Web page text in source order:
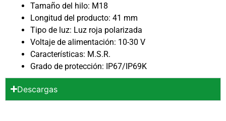
Tamaño del hilo: M18
Longitud del producto: 41 mm
Tipo de luz: Luz roja polarizada
Voltaje de alimentación: 10-30 V
Características: M.S.R.
Grado de protección: IP67/IP69K
Descargas